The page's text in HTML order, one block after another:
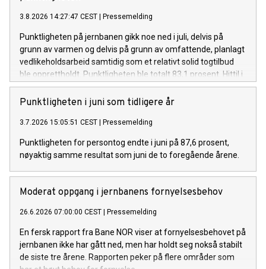
3.8.2026 14:27:47 CEST | Pressemelding
Punktligheten på jernbanen gikk noe ned i juli, delvis på
grunn av varmen og delvis på grunn av omfattende, planlagt
vedlikeholdsarbeid samtidig som et relativt solid togtilbud
ble opprettholdt. Punktligheten ble totalt 83,1 prosent. Hittil i
år er punktligheten for hele landet 87,5 prosent.
Punktligheten i juni som tidligere år
3.7.2026 15:05:51 CEST | Pressemelding
Punktligheten for persontog endte i juni på 87,6 prosent,
nøyaktig samme resultat som juni de to foregående årene.
Moderat oppgang i jernbanens fornyelsesbehov
26.6.2026 07:00:00 CEST | Pressemelding
En fersk rapport fra Bane NOR viser at fornyelsesbehovet på
jernbanen ikke har gått ned, men har holdt seg nokså stabilt
de siste tre årene. Rapporten peker på flere områder som